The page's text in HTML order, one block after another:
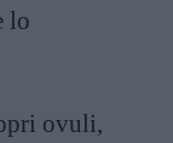
lo
ovuli,